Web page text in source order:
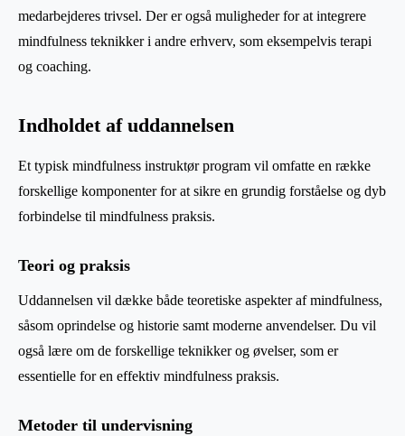
medarbejderes trivsel. Der er også muligheder for at integrere
mindfulness teknikker i andre erhverv, som eksempelvis terapi
og coaching.
Indholdet af uddannelsen
Et typisk mindfulness instruktør program vil omfatte en række
forskellige komponenter for at sikre en grundig forståelse og dyb
forbindelse til mindfulness praksis.
Teori og praksis
Uddannelsen vil dække både teoretiske aspekter af mindfulness,
såsom oprindelse og historie samt moderne anvendelser. Du vil
også lære om de forskellige teknikker og øvelser, som er
essentielle for en effektiv mindfulness praksis.
Metoder til undervisning